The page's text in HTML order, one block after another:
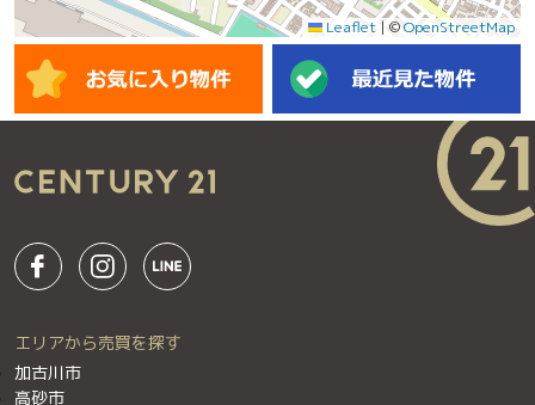
Leaflet | ©OpenStreetMap
エリアから売買を探す
加古川市
高砂市